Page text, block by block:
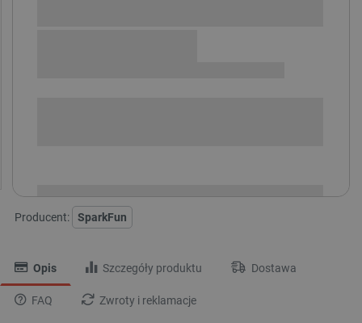
Producent: SparkFun
Opis Szczegóły produktu Dostawa
FAQ Zwroty i reklamacje